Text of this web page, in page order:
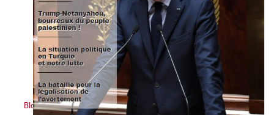
Bloc notes, La Commune n° 123